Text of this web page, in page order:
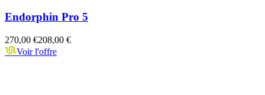
Endorphin Pro 5
270,00 €208,00 €
Voir l'offre